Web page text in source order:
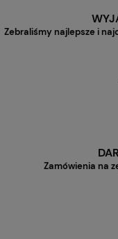
Zebraliśmy najlepsze i
Zamówienia na